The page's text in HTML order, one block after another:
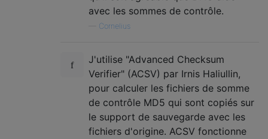
avec les sommes de contrôle.
Cornelius
J'utilise "Advanced Checksum
Verifier" (ACSV) par Irnis Haliullin,
pour calculer les fichiers de somme
de contrôle MD5 qui sont copiés sur
le support de sauvegarde avec les
fichiers d'origine. ACSV fonctionne